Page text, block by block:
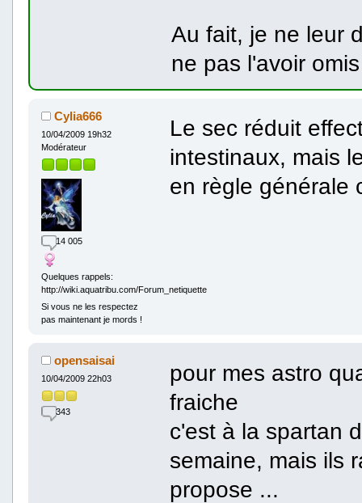
Au fait, je ne leur
ne pas l'avoir
Cylia666
10/04/2009 19h32
Modérateur
14 005
Quelques rappels:
http://wiki.aquatribu.com/Forum_netiquette
Si vous ne les respectez
pas maintenant je mords !
Le sec réduit
intestinaux, mais
en règle générale
opensaisai
10/04/2009 22h03
343
pour mes astro
fraiche
c'est à la spartan
semaine, mais ils
propose ...